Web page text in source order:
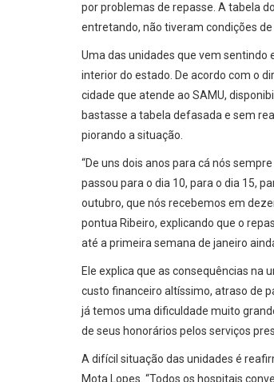
por problemas de repasse. A tabela
entretando, não tiveram condições
Uma das unidades que vem sentindo
interior do estado. De acordo com o
cidade que atende ao SAMU,
bastasse a tabela defasada e sem
piorando a situação.
“De uns dois anos para cá nós
passou para o dia 10, para o dia 15,
outubro, que nós recebemos em
pontua Ribeiro, explicando que o
até a primeira semana de janeiro
Ele explica que as consequências na
custo financeiro altíssimo, atraso de
já temos uma dificuldade muito
de seus honorários pelos serviços
A difícil situação das unidades é
Mota Lopes. “Todos os hospitais